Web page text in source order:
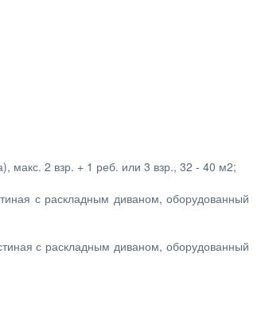
макс. 2 взр. + 1 реб. или 3 взр., 32 - 40 м2;
с раскладным диваном, оборудованный
с раскладным диваном, оборудованный